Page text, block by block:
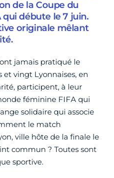
de la Coupe du
débute le 7 juin.
originale mêlant
jamais pratiqué le
vingt Lyonnaises, en
participent, à leur
féminine FIFA qui
solidaire qui associe
le match
ville hôte de la finale le
commun ? Toutes sont
sportive.